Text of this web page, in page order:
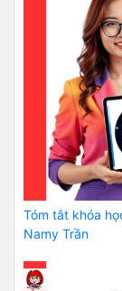
Tóm tắt khóa
Namy Trần